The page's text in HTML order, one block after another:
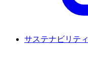
サステナビリティ